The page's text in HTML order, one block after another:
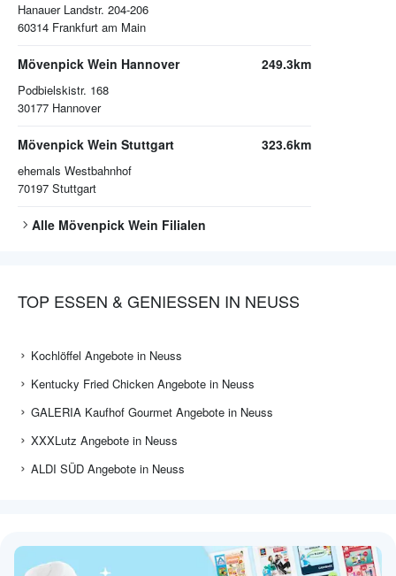
Hanauer Landstr. 204-206
60314 Frankfurt am Main
Mövenpick Wein Hannover
Podbielskistr. 168
30177 Hannover
249.3km
Mövenpick Wein Stuttgart
ehemals Westbahnhof
70197 Stuttgart
323.6km
Alle Mövenpick Wein Filialen
TOP ESSEN & GENIESSEN IN NEUSS
Kochlöffel Angebote in Neuss
Kentucky Fried Chicken Angebote in Neuss
GALERIA Kaufhof Gourmet Angebote in Neuss
XXXLutz Angebote in Neuss
ALDI SÜD Angebote in Neuss